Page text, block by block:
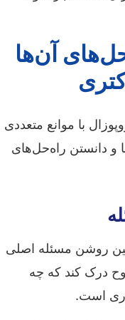
آن‌ها
با موانع متعددی
و دانستن راه‌حل‌های
روشن مسئله اصلی
درک کند که چه
است.